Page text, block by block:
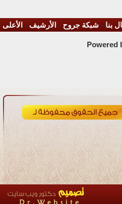
بنا - شبكة جروح - الأرشيف - الأعلى
Powered